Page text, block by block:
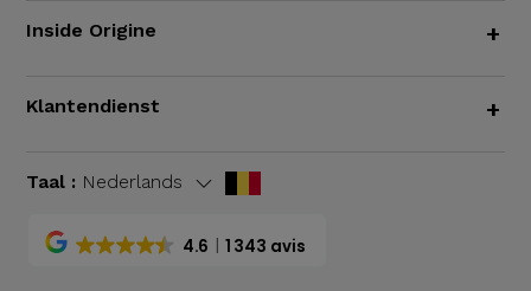
Inside Origine +
Klantendienst +
Taal : Nederlands
4.6 1 343 avis